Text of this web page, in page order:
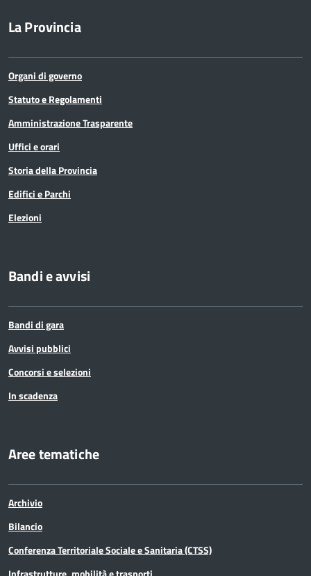
La Provincia
Organi di governo
Statuto e Regolamenti
Amministrazione Trasparente
Uffici e orari
Storia della Provincia
Edifici e Parchi
Elezioni
Bandi e avvisi
Bandi di gara
Avvisi pubblici
Concorsi e selezioni
In scadenza
Aree tematiche
Archivio
Bilancio
Conferenza Territoriale Sociale e Sanitaria (CTSS)